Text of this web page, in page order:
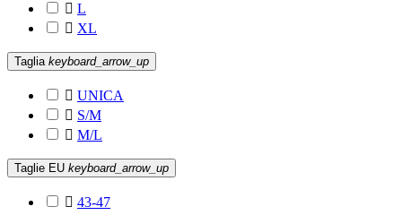
 L
 XL
Taglia keyboard_arrow_up
 UNICA
 S/M
 M/L
Taglie EU keyboard_arrow_up
 43-47